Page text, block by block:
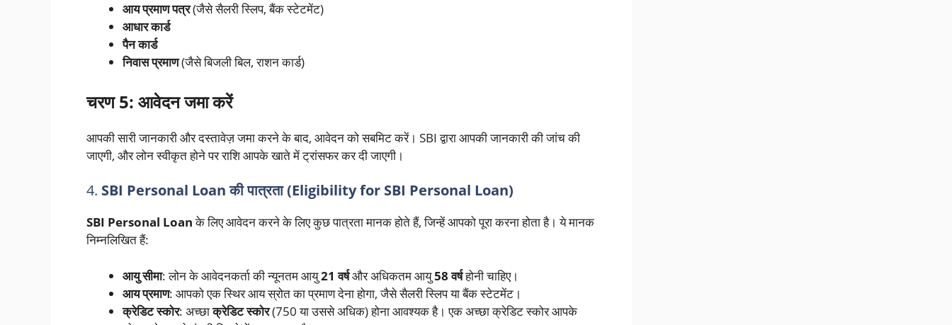
आय प्रमाण पत्र(जैसे सैलरी स्लिप, बैंक स्टेटमेंट)
आधार कार्ड
पैन कार्ड
निवास प्रमाण(जैसे बिजली बिल, राशन कार्ड)
चरण 5: आवेदन जमा करें
आपकी सारी जानकारी और दस्तावेज़ जमा करने के बाद, आवेदन को सबमिट करें। SBI द्वारा आपकी जानकारी की जांच की
जाएगी, और लोन स्वीकृत होने पर राशि आपके खाते में ट्रांसफर कर दी जाएगी।
4. SBI Personal Loan की पात्रता (Eligibility for SBI Personal Loan)
SBI Personal Loanके लिए आवेदन करने के लिए कुछ पात्रता मानक होते हैं, जिन्हें आपको पूरा करना होता है। ये मानक
निम्नलिखित हैं:
आयु सीमा: लोन के आवेदनकर्ता की न्यूनतम आयु21 वर्षऔर अधिकतम आयु58 वर्षहोनी चाहिए।
आय प्रमाण: आपको एक स्थिर आय स्रोत का प्रमाण देना होगा, जैसे सैलरी स्लिप या बैंक स्टेटमेंट।
क्रेडिट स्कोर: अच्छाक्रेडिट स्कोर(750 या उससे अधिक) होना आवश्यक है। एक अच्छा क्रेडिट स्कोर आपके